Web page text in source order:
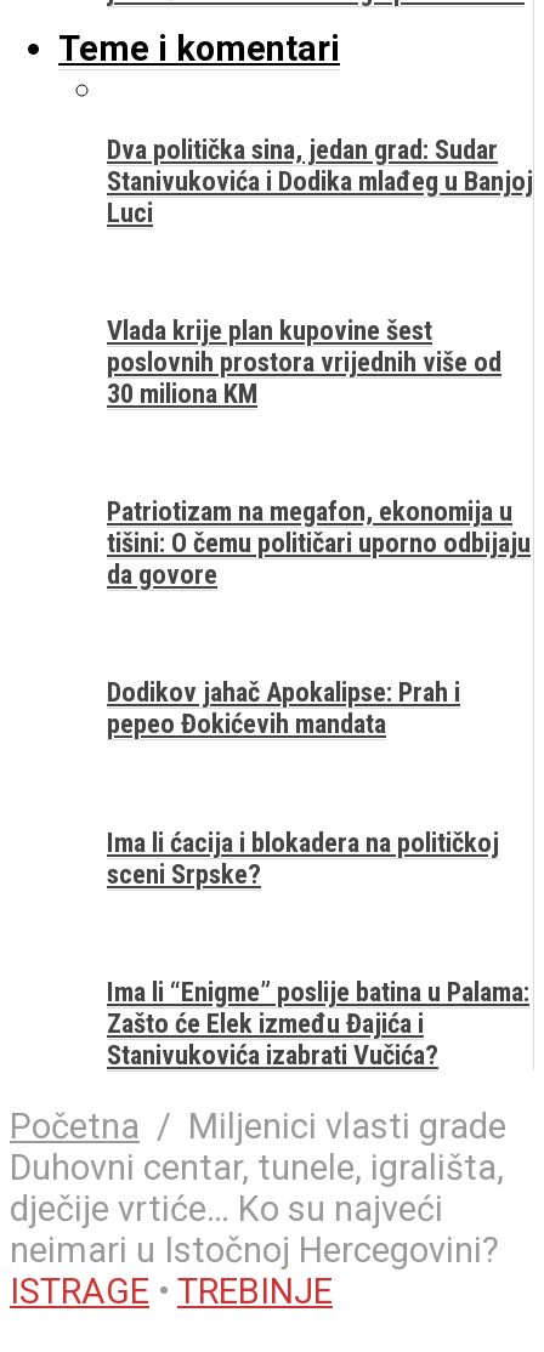
Teme i komentari
Dva politička sina, jedan grad: Sudar
Stanivukovića i Dodika mlađeg u Banjoj
Luci
Vlada krije plan kupovine šest
poslovnih prostora vrijednih više od
30 miliona KM
Patriotizam na megafon, ekonomija u
tišini: O čemu političari uporno odbijaju
da govore
Dodikov jahač Apokalipse: Prah i
pepeo Đokićevih mandata
Ima li ćacija i blokadera na političkoj
sceni Srpske?
Ima li “Enigme” poslije batina u Palama:
Zašto će Elek između Đajića i
Stanivukovića izabrati Vučića?
Početna / Miljenici vlasti grade
Duhovni centar, tunele, igrališta,
dječije vrtiće… Ko su najveći
neimari u Istočnoj Hercegovini?
ISTRAGE • TREBINJE